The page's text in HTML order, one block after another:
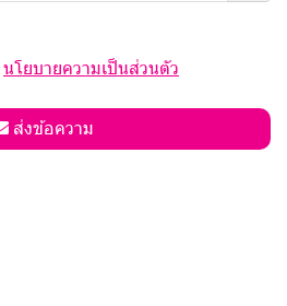
นโยบายความเป็นส่วนตัว
ส่งข้อความ